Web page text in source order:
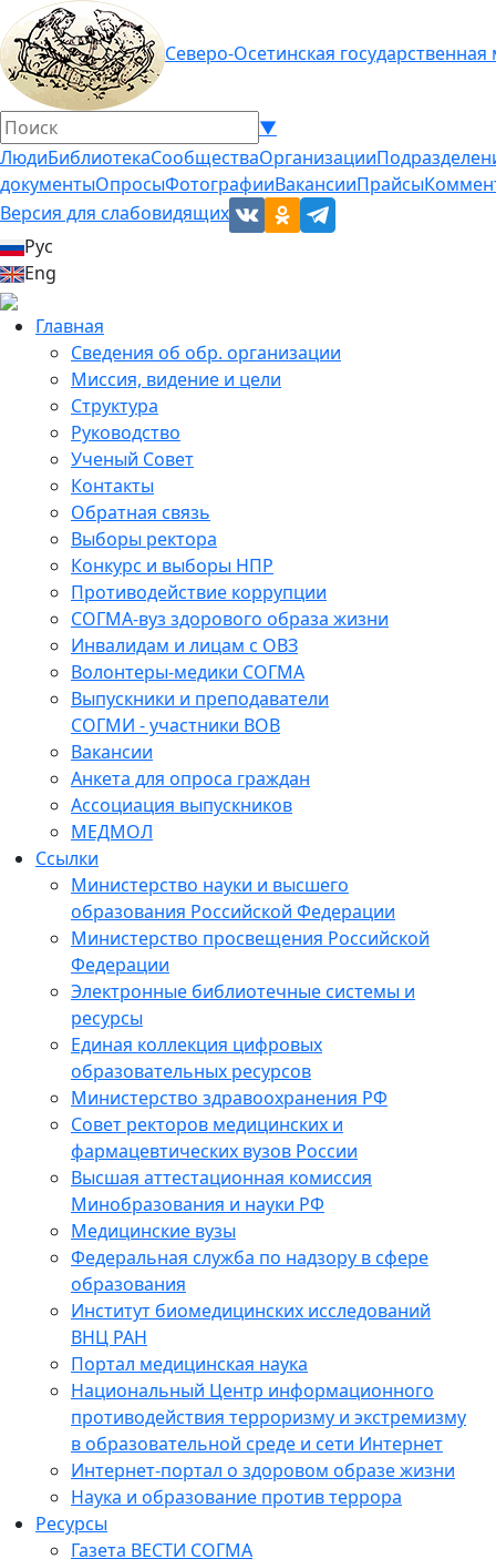
Северо-Осетинская
▼
ЛюдиБиблиотекаСообществаОрганизации
документыОпросыФотографииВакансииПрайсы
Версия для слабовидящих
Рус
Eng
Главная
Сведения об обр. организации
Миссия, видение и цели
Структура
Руководство
Ученый Совет
Контакты
Обратная связь
Выборы ректора
Конкурс и выборы НПР
Противодействие коррупции
СОГМА-вуз здорового образа жизни
Инвалидам и лицам с ОВЗ
Волонтеры-медики СОГМА
Выпускники и преподаватели
СОГМИ - участники ВОВ
Вакансии
Анкета для опроса граждан
Ассоциация выпускников
МЕДМОЛ
Ссылки
Министерство науки и высшего
образования Российской Федерации
Министерство просвещения Российской
Федерации
Электронные библиотечные системы и
ресурсы
Единая коллекция цифровых
образовательных ресурсов
Министерство здравоохранения РФ
Совет ректоров медицинских и
фармацевтических вузов России
Высшая аттестационная комиссия
Минобразования и науки РФ
Медицинские вузы
Федеральная служба по надзору в сфере
образования
Институт биомедицинских исследований
ВНЦ РАН
Портал медицинская наука
Национальный Центр информационного
противодействия терроризму и экстремизму
в образовательной среде и сети Интернет
Интернет-портал о здоровом образе жизни
Наука и образование против террора
Ресурсы
Газета ВЕСТИ СОГМА